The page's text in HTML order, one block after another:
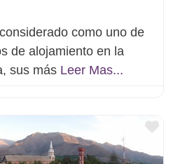
como uno de
de alojamiento en la
sus más Leer Mas...